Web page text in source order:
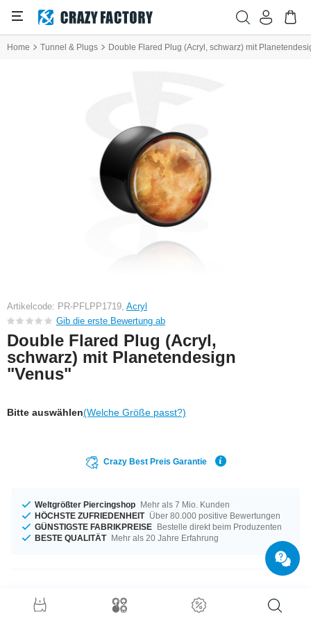
Home Tunnel & Plugs Double Flared Plug (Acryl, schwarz) mit
Artikelcode: PR-PFLPP1719, Acryl
Gib die erste Bewertung ab
Double Flared Plug (Acryl,
schwarz) mit Planetendesign
"Venus"
Bitte auswählen(Welche Größe passt?)
Crazy Best Preis Garantie
Weltgrößter Piercingshop Mehr als 7 Mio. Kunden
HÖCHSTE ZUFRIEDENHEIT Über 80.000 positive Bewertungen
GÜNSTIGSTE FABRIKPREISE Bestelle direkt beim Produzenten
BESTE QUALITÄT Mehr als 20 Jahre Erfahrung
Produktdetails